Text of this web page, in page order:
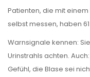
Patienten, die mit
selbst messen, haben
Warnsignale kennen:
Urinstrahls achten.
Gefühl, die Blase sei